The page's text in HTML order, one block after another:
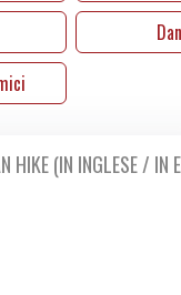
SAB 23/11 2024
HIKE (IN INGLESE / IN